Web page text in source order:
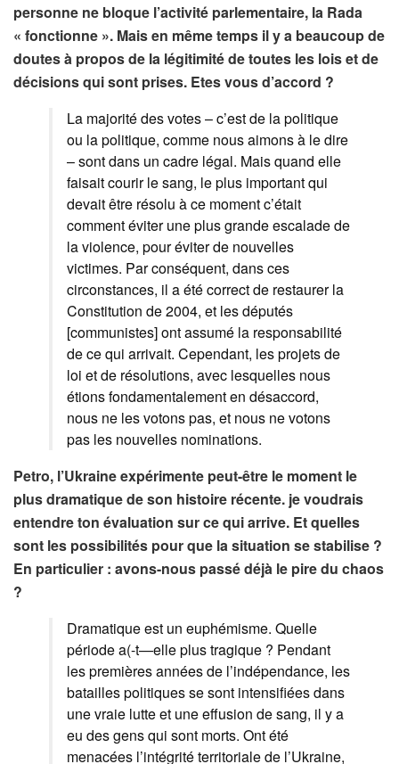
personne ne bloque l’activité parlementaire, la Rada
« fonctionne ». Mais en même temps il y a beaucoup de
doutes à propos de la légitimité de toutes les lois et de
décisions qui sont prises. Etes vous d’accord ?
La majorité des votes – c’est de la politique
ou la politique, comme nous aimons à le dire
– sont dans un cadre légal. Mais quand elle
faisait courir le sang, le plus important qui
devait être résolu à ce moment c’était
comment éviter une plus grande escalade de
la violence, pour éviter de nouvelles
victimes. Par conséquent, dans ces
circonstances, il a été correct de restaurer la
Constitution de 2004, et les députés
[communistes] ont assumé la responsabilité
de ce qui arrivait. Cependant, les projets de
loi et de résolutions, avec lesquelles nous
étions fondamentalement en désaccord,
nous ne les votons pas, et nous ne votons
pas les nouvelles nominations.
Petro, l’Ukraine expérimente peut-être le moment le
plus dramatique de son histoire récente. je voudrais
entendre ton évaluation sur ce qui arrive. Et quelles
sont les possibilités pour que la situation se stabilise ?
En particulier : avons-nous passé déjà le pire du chaos
?
Dramatique est un euphémisme. Quelle
période a(-t—elle plus tragique ? Pendant
les premières années de l’indépendance, les
batailles politiques se sont intensifiées dans
une vraie lutte et une effusion de sang, il y a
eu des gens qui sont morts. Ont été
menacées l’intégrité territoriale de l’Ukraine,